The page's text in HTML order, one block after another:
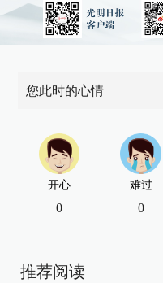
您此时的心情
开心
0
难过
0
推荐阅读